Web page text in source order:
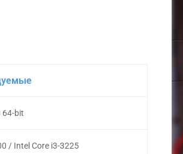
64-bit
/ Intel Core i3-3225